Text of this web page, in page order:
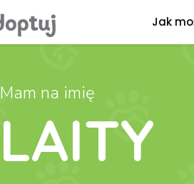
Jak
Mam na imię
LAITY